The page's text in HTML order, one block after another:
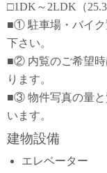
□1DK～2LDK（
■① 駐車場・バイク
下さい。
■② 内覧のご希望時
ります。
■③ 物件写真の量と
います。
建物設備
エレベーター